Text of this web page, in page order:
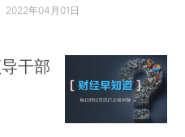
2022年04月01日
干部